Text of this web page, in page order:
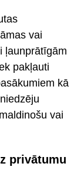
vai
ļaunprātīgām
pakļauti
kā
vai
privātumu